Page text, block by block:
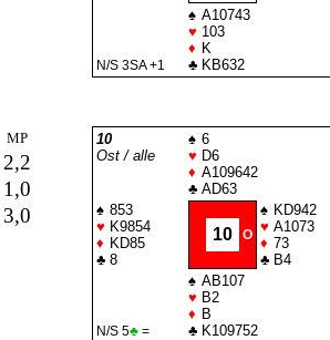
N/S 3SA+1
♠ A10743
♥ 103
♦ K
♣ KB632
MP
2,2
1,0
3,0
10
Ost / alle
♠ 6
♥ D6
♦ A109642
♣ AD63
♠ 853
♥ K9854
♦ KD85
♣ 8
10 O
♠ KD942
♥ A1073
♦ 73
♣ B4
N/S 5♣=
♠ AB107
♥ B2
♦ B
♣ K109752